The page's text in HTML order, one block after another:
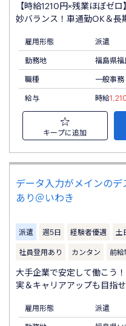
【時給1210円×残業ほぼゼ
妙バランス！車通勤OK＆
雇用形態 派遣
勤務地 福島県福
職種 一般事
給与 時給
キープに追加
データ入力がメインの
あり＠いわき
派遣
週5日 経験者優遇 土
社員登用あり カンタン 前給
大手企業で安定して働こう
実＆キャリアアップも目指
雇用形態 派遣